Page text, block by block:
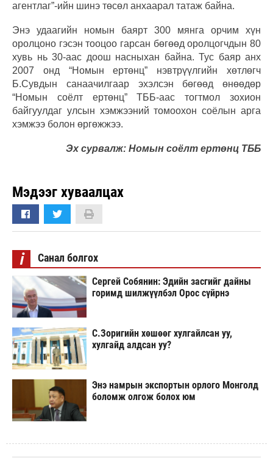
агентлаг”-ийн шинэ төсөл анхаарал татаж байна.
Энэ удаагийн номын баярт 300 мянга орчим хүн
оролцоно гэсэн тооцоо гарсан бөгөөд оролцогчдын 80
хувь нь 30-аас доош насныхан байна. Тус баяр анх
2007 онд “Номын ертөнц” нэвтрүүлгийн хөтлөгч
Б.Сувдын санаачилгаар эхэлсэн бөгөөд өнөөдөр
“Номын соёлт ертөнц” ТББ-аас тогтмол зохион
байгуулдаг улсын хэмжээний томоохон соёлын арга
хэмжээ болон өргөжжээ.
Эх сурвалж: Номын соёлт ертөнц ТББ
Мэдээг хуваалцах
i Санал болгох
Сергей Собянин: Эдийн засгийг дайны
горимд шилжүүлбэл Орос сүйрнэ
С.Зоригийн хөшөөг хулгайлсан уу,
хулгайд алдсан уу?
Энэ намрын экспортын орлого Монголд
боломж олгож болох юм